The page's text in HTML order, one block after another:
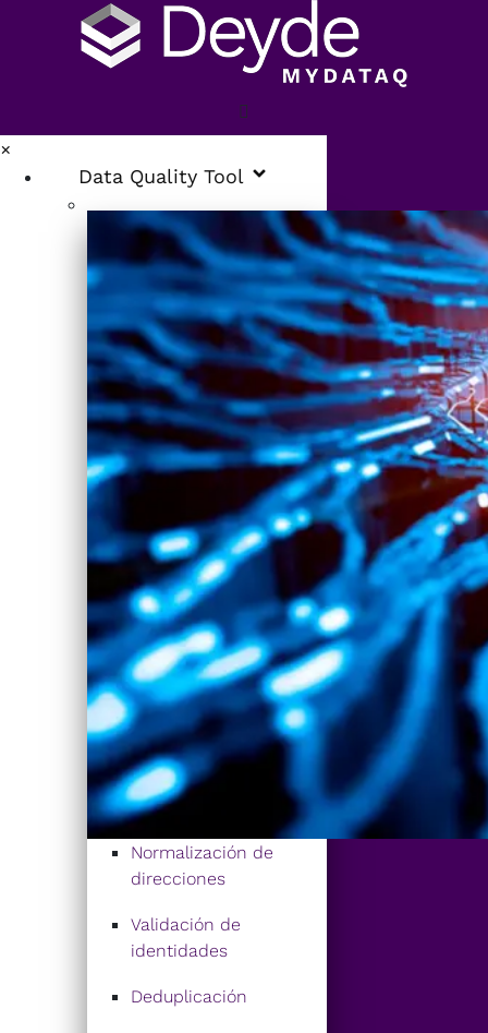
×
Data Quality Tool
Normalización de
direcciones
Validación de
identidades
Deduplicación